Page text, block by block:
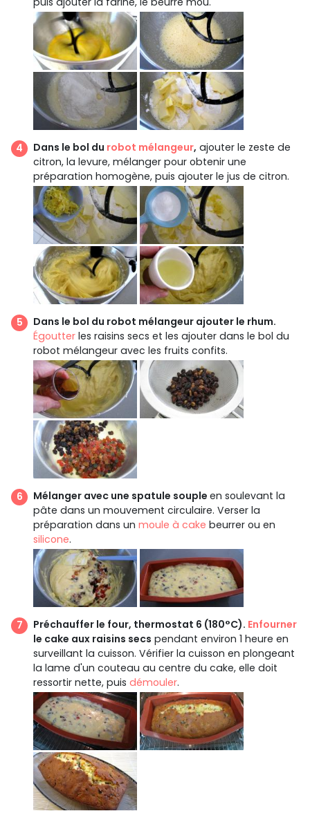
Dans le bol du robot mélangeur, ajouter le zeste de
citron, la levure, mélanger pour obtenir une
préparation homogène, puis ajouter le jus de citron.
Dans le bol du robot mélangeur ajouter le rhum.
Égoutter les raisins secs et les ajouter dans le bol du
robot mélangeur avec les fruits confits.
Mélanger avec une spatule souple en soulevant la
pâte dans un mouvement circulaire. Verser la
préparation dans un moule à cake beurrer ou en
silicone.
Préchauffer le four, thermostat 6 (180°C). Enfourner
le cake aux raisins secs pendant environ 1 heure en
surveillant la cuisson. Vérifier la cuisson en plongeant
la lame d'un couteau au centre du cake, elle doit
ressortir nette, puis démouler.